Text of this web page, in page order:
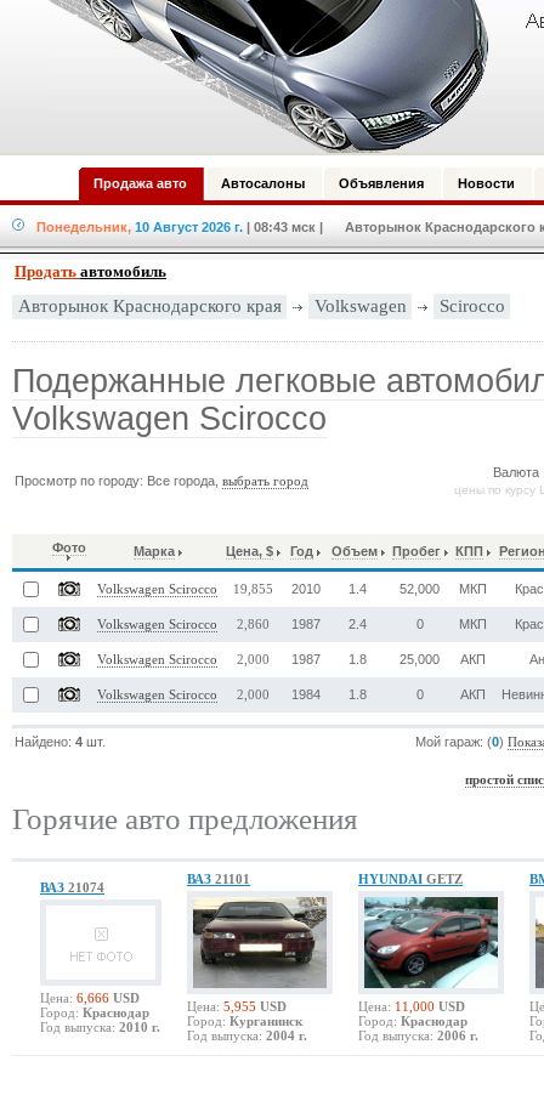
Продажа авто Автосалоны Объявления Новости
Понедельник, 10 Август 2026 г. | 08:43 мск | Авторынок Краснодарского
Продать автомобиль
Авторынок Краснодарского края Volkswagen Scirocco
Подержанные легковые
Volkswagen Scirocco
Просмотр по городу: Все города,выбрать город
цены по
Фото Марка Цена, $ Год Объем Пробег КПП
Volkswagen Scirocco 19,855 2010 1.4 52,000 МКП
Volkswagen Scirocco 2,860 1987 2.4 0 МКП
Volkswagen Scirocco 2,000 1987 1.8 25,000 АКП
Volkswagen Scirocco 2,000 1984 1.8 0 АКП
Найдено:4 шт. Мой гараж: (0)
простой
Горячие авто предложения
ВАЗ 21074
Цена: 6,666 USD
Город: Краснодар
Год выпуска: 2010 г.
ВАЗ 21101
Цена: 5,955 USD
Город: Курганинск
Год выпуска: 2004 г.
HYUNDAI GETZ
Цена: 11,000 USD
Город: Краснодар
Год выпуска: 2006 г.